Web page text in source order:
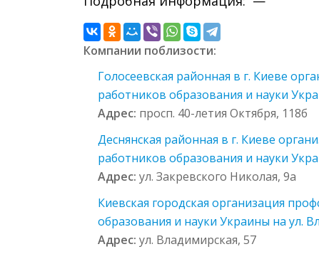
Компании поблизости:
Голосеевская районная в г. Киеве
работников образования и науки
Адрес: просп. 40-летия Октября, 118б
Деснянская районная в г. Киеве
работников образования и науки
Адрес: ул. Закревского Николая, 9а
Киевская городская организация
образования и науки Украины на ул.
Адрес: ул. Владимирская, 57